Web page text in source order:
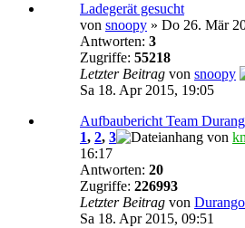
Ladegerät gesucht
von snoopy » Do 26. Mär
Antworten: 3
Zugriffe: 55218
Letzter Beitrag von snoopy
Sa 18. Apr 2015, 19:05
Aufbaubericht Team
1, 2, 3 von
16:17
Antworten: 20
Zugriffe: 226993
Letzter Beitrag von
Sa 18. Apr 2015, 09:51